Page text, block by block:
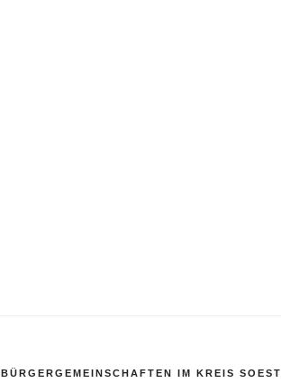
BÜRGERGEMEINSCHAFTEN IM KREIS SOEST